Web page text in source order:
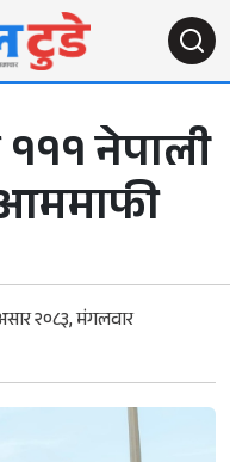
१११ नेपाली
२०८३, मंगलवार